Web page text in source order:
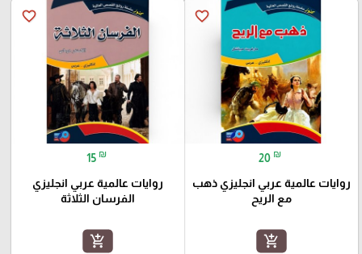
favorite_border
20 ₪
روايات عالمية عربي انجليزي ذهب
مع الريح
add_shopping_cart
favorite_border
15 ₪
روايات عالمية عربي انجليزي
الفرسان الثلاثة
add_shopping_cart